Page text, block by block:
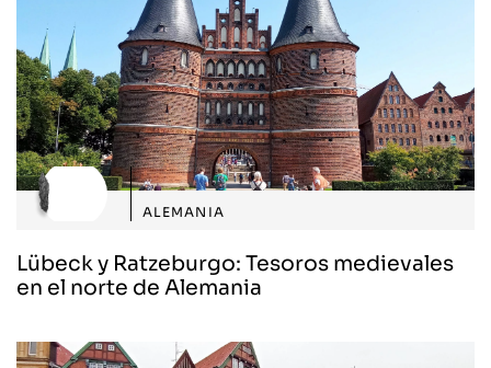
ALEMANIA
Lübeck y Ratzeburgo: Tesoros medievales
en el norte de Alemania